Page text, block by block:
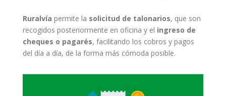
Ruralvía permite la solicitud de talonarios, que son
recogidos posteriormente en oficina y el ingreso de
cheques o pagarés, facilitando los cobros y pagos
del día a día, de la forma más cómoda posible.